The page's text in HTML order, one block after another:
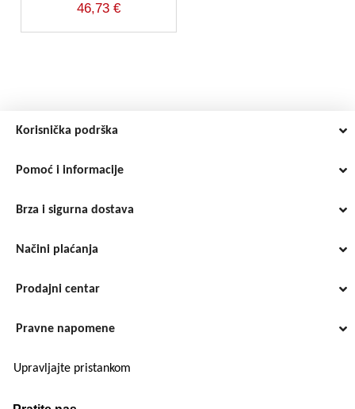
46,73 €
Korisnička podrška
Pomoć i informacije
Brza i sigurna dostava
Načini plaćanja
Prodajni centar
Pravne napomene
Upravljajte pristankom